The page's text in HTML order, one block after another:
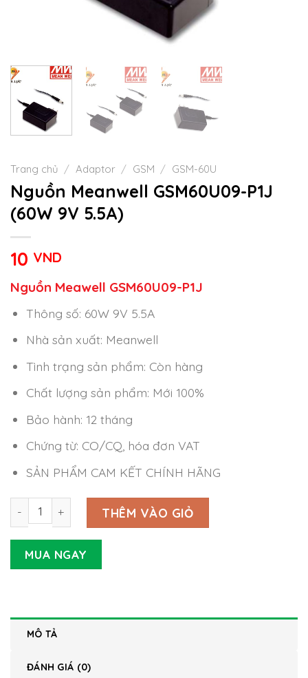
Trang chủ / Adaptor / GSM / GSM-60U
Nguồn Meanwell GSM60U09-P1J
(60W 9V 5.5A)
10 VND
Nguồn Meawell GSM60U09-P1J
Thông số: 60W 9V 5.5A
Nhà sản xuất: Meanwell
Tình trạng sản phẩm: Còn hàng
Chất lượng sản phẩm: Mới 100%
Bảo hành: 12 tháng
Chứng từ: CO/CQ, hóa đơn VAT
SẢN PHẨM CAM KẾT CHÍNH HÃNG
Nguồn Meanwell GSM60U09-P1J (60W 9V 5.5A) số lượng
THÊM VÀO GIỎ
MUA NGAY
MÔ TẢ
ĐÁNH GIÁ (0)